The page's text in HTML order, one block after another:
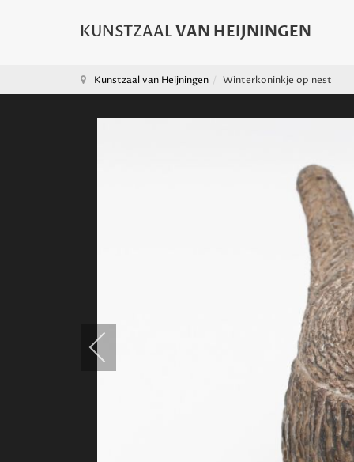
Kunstzaal van Heijningen Winterkoninkje op nest